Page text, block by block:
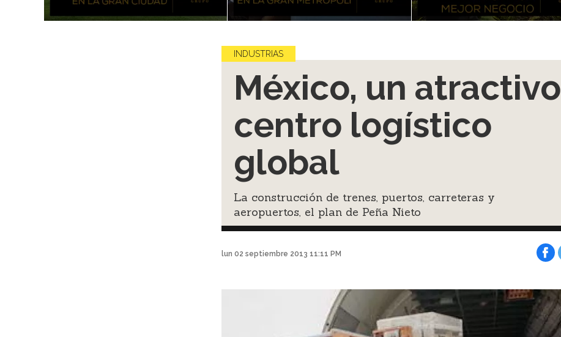
INDUSTRIAS
México, un atractivo
centro logístico
global
La construcción de trenes, puertos, carreteras y
aeropuertos, el plan de Peña Nieto
lun 02 septiembre 2013 11:11 PM